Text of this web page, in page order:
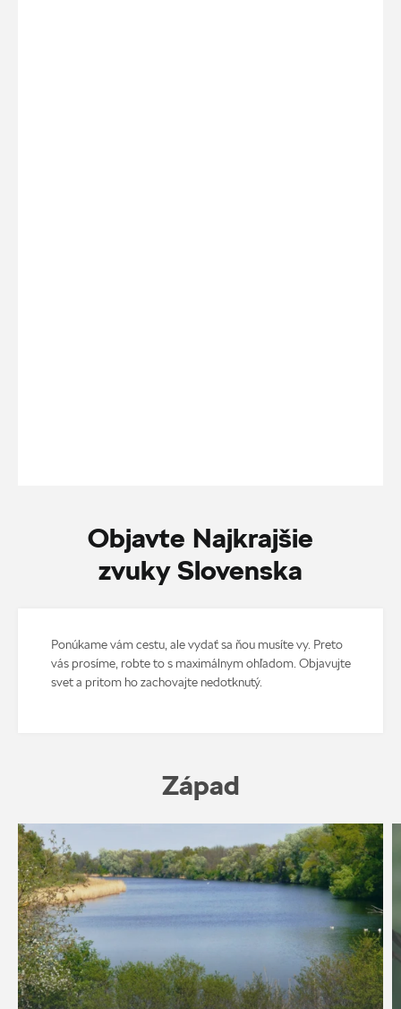
Objavte Najkrajšie
zvuky Slovenska
Ponúkame vám cestu, ale vydať sa ňou musíte vy. Preto
vás prosíme, robte to s maximálnym ohľadom. Objavujte
svet a pritom ho zachovajte nedotknutý.
Západ